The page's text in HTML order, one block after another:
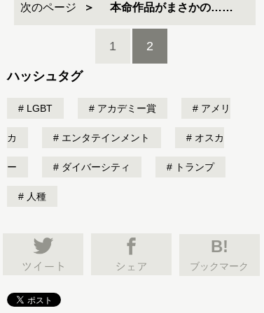
次のページ 本命作品がまさかの……
1 2
ハッシュタグ
LGBT アカデミー賞 アメリ
カ エンタテインメント オスカ
ー ダイバーシティ トランプ
人種
B!
ブックマーク